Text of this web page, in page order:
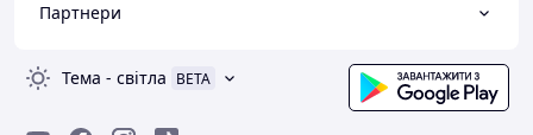
Партнери
Тема - світла BETA